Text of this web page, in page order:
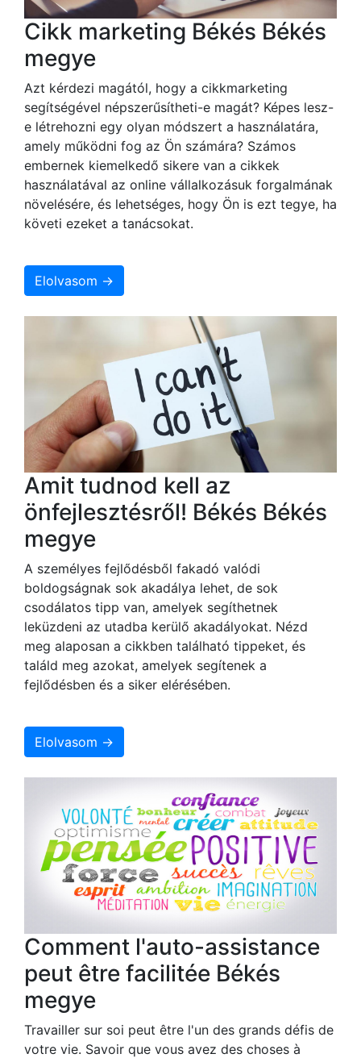
Cikk marketing Békés Békés
megye
Azt kérdezi magától, hogy a cikkmarketing
segítségével népszerűsítheti-e magát? Képes lesz-
e létrehozni egy olyan módszert a használatára,
amely működni fog az Ön számára? Számos
embernek kiemelkedő sikere van a cikkek
használatával az online vállalkozásuk forgalmának
növelésére, és lehetséges, hogy Ön is ezt tegye, ha
követi ezeket a tanácsokat.
Elolvasom →
Amit tudnod kell az
önfejlesztésről! Békés Békés
megye
A személyes fejlődésből fakadó valódi
boldogságnak sok akadálya lehet, de sok
csodálatos tipp van, amelyek segíthetnek
leküzdeni az utadba kerülő akadályokat. Nézd
meg alaposan a cikkben található tippeket, és
találd meg azokat, amelyek segítenek a
fejlődésben és a siker elérésében.
Elolvasom →
Comment l'auto-assistance
peut être facilitée Békés
megye
Travailler sur soi peut être l'un des grands défis de
votre vie. Savoir que vous avez des choses à